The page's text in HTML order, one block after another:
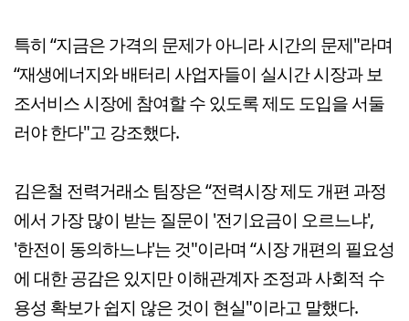
특히 “지금은 가격의 문제가 아니라 시간의 문제"라며
“재생에너지와 배터리 사업자들이 실시간 시장과 보
조서비스 시장에 참여할 수 있도록 제도 도입을 서둘
러야 한다"고 강조했다.
김은철 전력거래소 팀장은 “전력시장 제도 개편 과정
에서 가장 많이 받는 질문이 '전기요금이 오르느냐',
'한전이 동의하느냐'는 것"이라며 “시장 개편의 필요성
에 대한 공감은 있지만 이해관계자 조정과 사회적 수
용성 확보가 쉽지 않은 것이 현실"이라고 말했다.